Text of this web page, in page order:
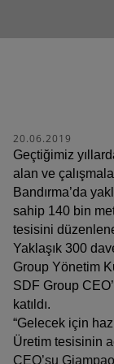
20.06.2019
Geçtiğimiz
alan ve
Bandırma’da
sahip 140 bin
tesisini
Yaklaşık 300
Group Yönetim
SDF Group
katıldı.
“Gelecek için
Üretim tesisinin
CEO’su